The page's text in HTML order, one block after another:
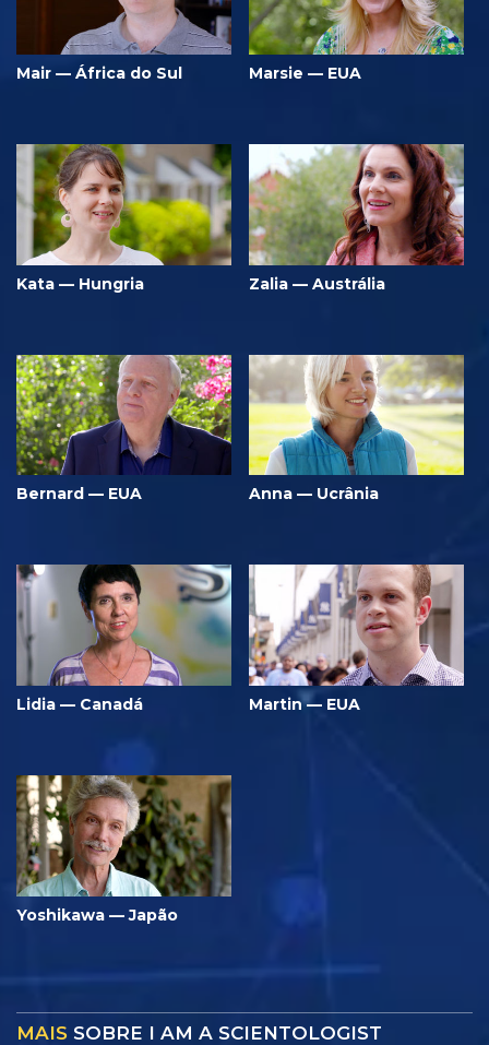
Mair — África do Sul Marsie — EUA
Kata — Hungria Zalia — Austrália
Bernard — EUA Anna — Ucrânia
Lidia — Canadá Martin — EUA
Yoshikawa — Japão
MAIS SOBRE I AM A SCIENTOLOGIST